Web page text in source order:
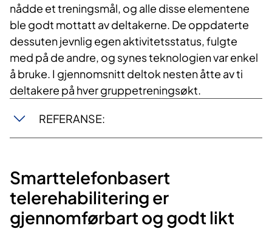
nådde et treningsmål, og alle disse elementene
ble godt mottatt av deltakerne. De oppdaterte
dessuten jevnlig egen aktivitetsstatus, fulgte
med på de andre, og synes teknologien var enkel
å bruke. I gjennomsnitt deltok nesten åtte av ti
deltakere på hver gruppetreningsøkt.
REFERANSE:
Smarttelefonbasert
telerehabilitering er
gjennomførbart og godt likt